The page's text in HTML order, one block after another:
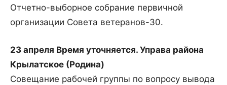
Отчетно-выборное собрание первичной
организации Совета ветеранов-30.
23 апреля Время уточняется. Управа района
Крылатское (Родина)
Совещание рабочей группы по вопросу вывода